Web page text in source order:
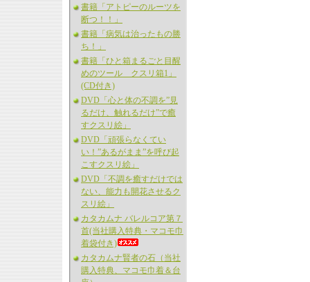
書籍「アトピーのルーツを
断つ！！」
書籍「病気は治ったもの勝
ち！」
書籍「ひと箱まるごと目醒
めのツール クスリ箱1」
(CD付き)
DVD「心と体の不調を”見
るだけ、触れるだけ”で癒
すクスリ絵」
DVD「頑張らなくてい
い！”あるがまま”を呼び起
こすクスリ絵」
DVD「不調を癒すだけでは
ない、能力も開花させるク
スリ絵」
カタカムナ バレルコア第７
首(当社購入特典・マコモ巾
着袋付き)
カタカムナ賢者の石（当社
購入特典、マコモ巾着＆台